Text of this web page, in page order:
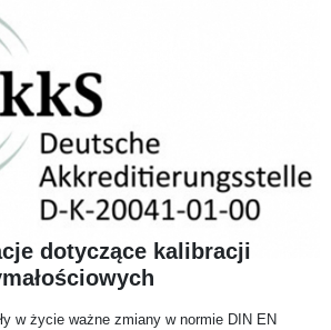
dotyczące kalibracji
w życie ważne zmiany w normie DIN EN